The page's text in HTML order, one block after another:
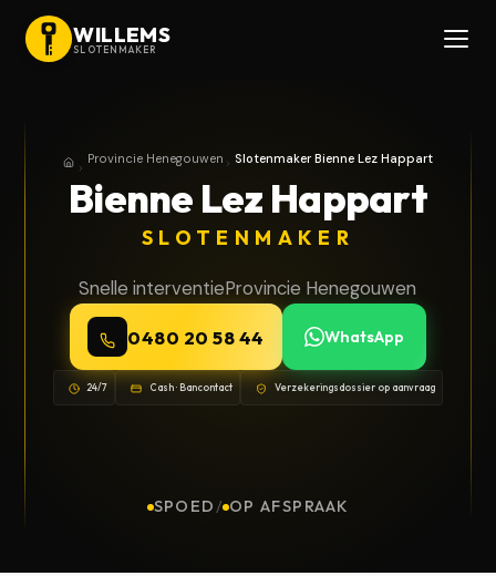
WILLEMS
SLOTENMAKER
HomeProvincie Henegouwen
Provincie Henegouwen Slotenmaker Bienne Lez Happart
Bienne Lez Happart
SLOTENMAKER
Snelle interventieProvincie Henegouwen
0480 20 58 44 WhatsApp
24/7 Cash · Bancontact Verzekeringsdossier op aanvraag
SPOED / OP AFSPRAAK